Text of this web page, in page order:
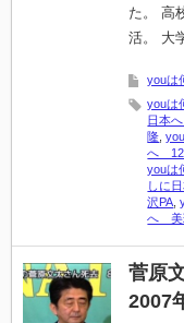
た。 高
活。 大
youは
you
日本
隆 ,
へ 12
youは
しに
沢PA ,
へ 美
菅原
2007